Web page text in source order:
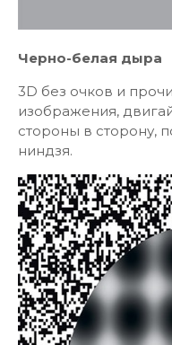
Черно-белая дыра
3D без очков и
изображения,
стороны в сторону,
ниндзя.